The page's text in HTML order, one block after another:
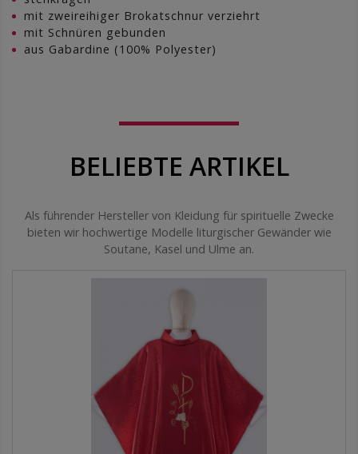
mit zweireihiger Brokatschnur verziehrt
mit Schnüren gebunden
aus Gabardine (100% Polyester)
BELIEBTE ARTIKEL
Als führender Hersteller von Kleidung für spirituelle Zwecke
bieten wir hochwertige Modelle liturgischer Gewänder wie
Soutane, Kasel und Ulme an.